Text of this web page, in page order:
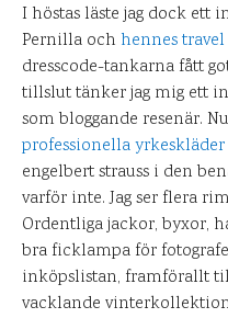
I höstas läste jag dock ett
Pernilla och hennes
dresscode-tankarna fått
tillslut tänker jag mig ett
som bloggande resenär.
professionella
engelbert strauss i den
varför inte. Jag ser flera
Ordentliga jackor, byxor,
bra ficklampa för
inköpslistan, framförallt
vacklande